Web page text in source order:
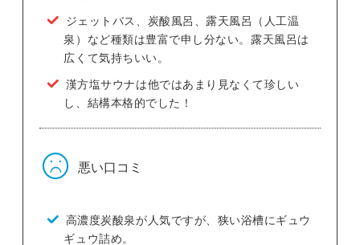
ジェットバス、炭酸風呂、露天風呂（人工温
泉）など種類は豊富で申し分ない。露天風呂は
広くて気持ちいい。
漢方塩サウナは他ではあまり見なくて珍しい
し、結構本格的でした！
悪い口コミ
高濃度炭酸泉が人気ですが、狭い浴槽にギュウ
ギュウ詰め。